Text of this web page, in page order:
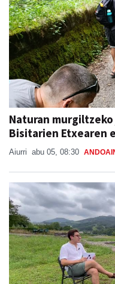
Naturan
Bisitarien Etxearen
Aiurri abu 05, 08:30